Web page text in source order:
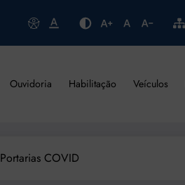
Ouvidoria Habilitação Veículos
Portarias COVID